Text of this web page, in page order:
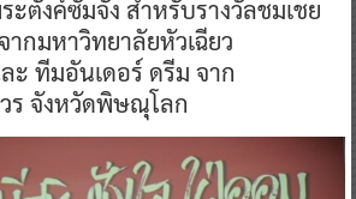
ตังค์ซัมจั๋ง สำหรับรางวัลชมเชย
ากมหาวิทยาลัยหัวเฉียว
ะ ทีมอันเดอร์ ดรีม จาก
ร จังหวัดพิษณุโลก